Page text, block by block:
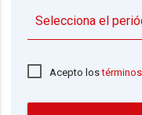
Acepto los